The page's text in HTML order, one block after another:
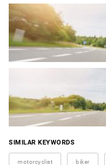
SIMILAR KEYWORDS
motorcyclist biker